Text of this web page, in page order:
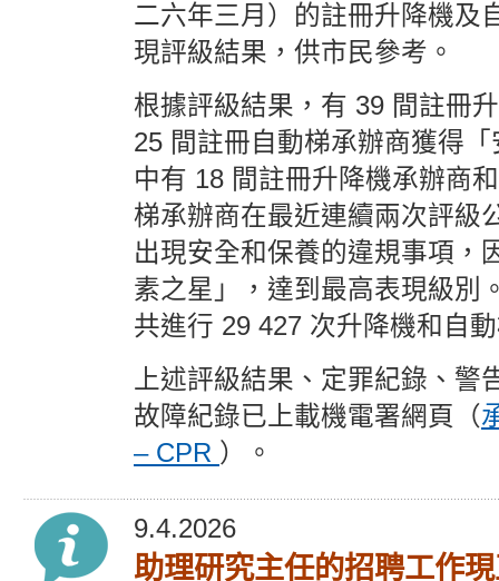
二六年三月）的註冊升降機及
現評級結果，供市民參考。
根據評級結果，有 39 間註冊
25 間註冊自動梯承辦商獲得
中有 18 間註冊升降機承辦商
梯承辦商在最近連續兩次評級
出現安全和保養的違規事項，
素之星」，達到最高表現級別
共進行 29 427 次升降機和自
上述評級結果、定罪紀錄、警
故障紀錄已上載機電署網頁（
– CPR ）。
9.4.2026
助理研究主任的招聘工作